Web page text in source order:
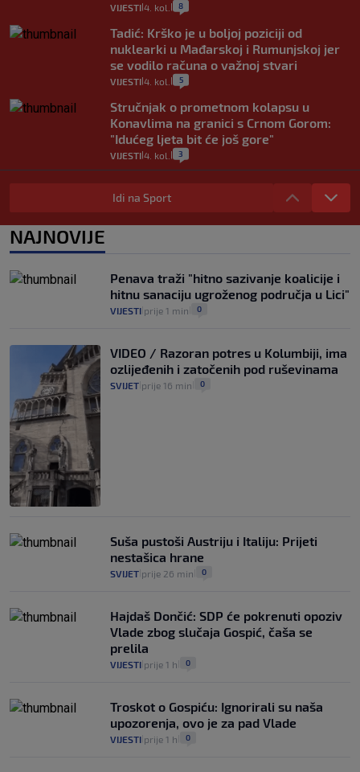
VIJESTI 4. kol. 8
Tadić: Krško je u boljoj poziciji od
nuklearki u Mađarskoj i Rumunjskoj jer
se vodilo računa o važnoj stvari
VIJESTI 4. kol. 5
Stručnjak o prometnom kolapsu u
Konavlima na granici s Crnom Gorom:
"Idućeg ljeta bit će još gore"
VIJESTI 4. kol. 3
Iz Hrvatske u Italiju može se i preko
mora. Provjerili smo brodske linije i
2
rajčica košta deset eura: "Nećete ih
vidjeti na akcijama u trgovinama"
8
Idi na Sport
NAJNOVIJE
Penava traži "hitno sazivanje koalicije i
hitnu sanaciju ugroženog područja u Lici"
VIJESTI prije 1 min 0
VIDEO / Razoran potres u Kolumbiji, ima
ozlijeđenih i zatočenih pod ruševinama
SVIJET prije 16 min 0
Suša pustoši Austriju i Italiju: Prijeti
nestašica hrane
SVIJET prije 26 min 0
Hajdaš Dončić: SDP će pokrenuti opoziv
Vlade zbog slučaja Gospić, čaša se
prelila
VIJESTI prije 1 h 0
Troskot o Gospiću: Ignorirali su naša
upozorenja, ovo je za pad Vlade
VIJESTI prije 1 h 0